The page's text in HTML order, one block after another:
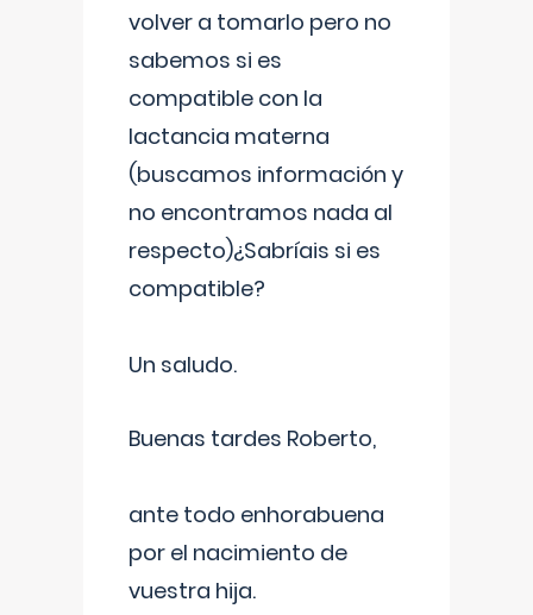
volver a tomarlo pero no
sabemos si es
compatible con la
lactancia materna
(buscamos información y
no encontramos nada al
respecto)¿Sabríais si es
compatible?
Un saludo.
Buenas tardes Roberto,
ante todo enhorabuena
por el nacimiento de
vuestra hija.